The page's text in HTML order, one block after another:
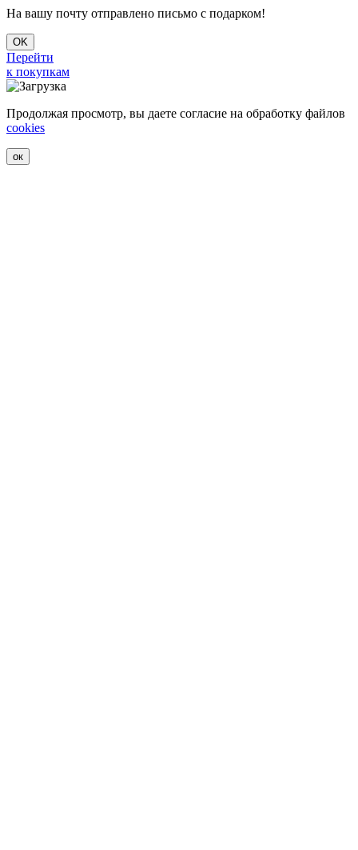
На вашу почту отправлено письмо с подарком!
OK
Перейти
к покупкам
Продолжая просмотр, вы даете согласие на обработку файлов
cookies
ок